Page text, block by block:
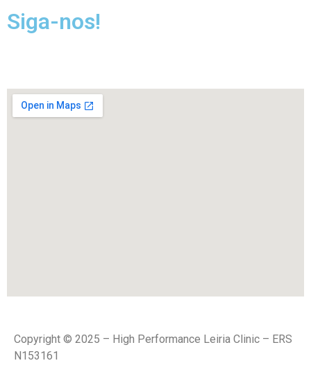
Siga-nos!
Copyright © 2025 – High Performance Leiria Clinic – ERS
N153161